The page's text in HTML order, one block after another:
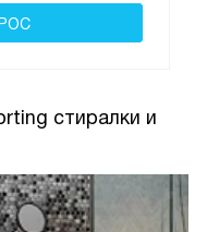
стиралки и